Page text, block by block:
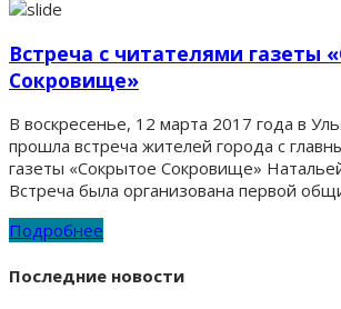
Встреча с читателями газеты
Сокровище»
В воскресенье, 12 марта 2017 года в
прошла встреча жителей города с
газеты «Сокрытое Сокровище»
Встреча была организована первой
Подробнее
Последние новости